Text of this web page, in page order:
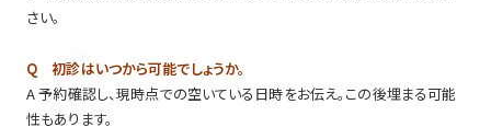
さい。
Q 初診はいつから可能でしょうか。
A 予約確認し、現時点での空いている日時をお伝え。この後埋まる可能
性もあります。